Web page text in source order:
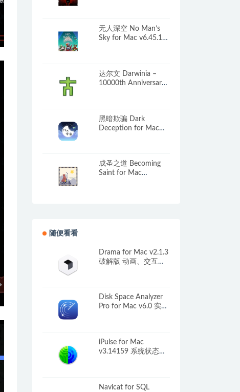
无人深空 No Man’s
Sky for Mac v6.45.1
达尔文 Darwinia –
10000th Anniversary
黑暗欺骗 Dark
Deception for Mac
成圣之道 Becoming
Saint for Mac
随便看看
Drama for Mac v2.1.3
破解版 动画、交互原
Disk Space Analyzer
Pro for Mac v6.0 实用
iPulse for Mac
v3.14159 系统状态监
Navicat for SQL